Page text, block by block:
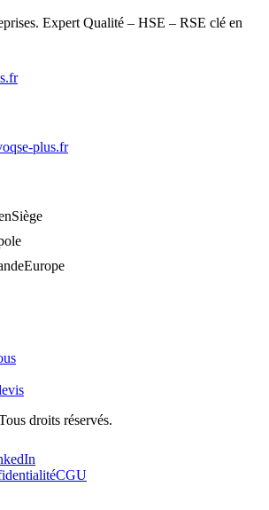
Expert Qualité – HSE – RSE clé en
plus.fr
Siège
Europe
droits réservés.
CGU